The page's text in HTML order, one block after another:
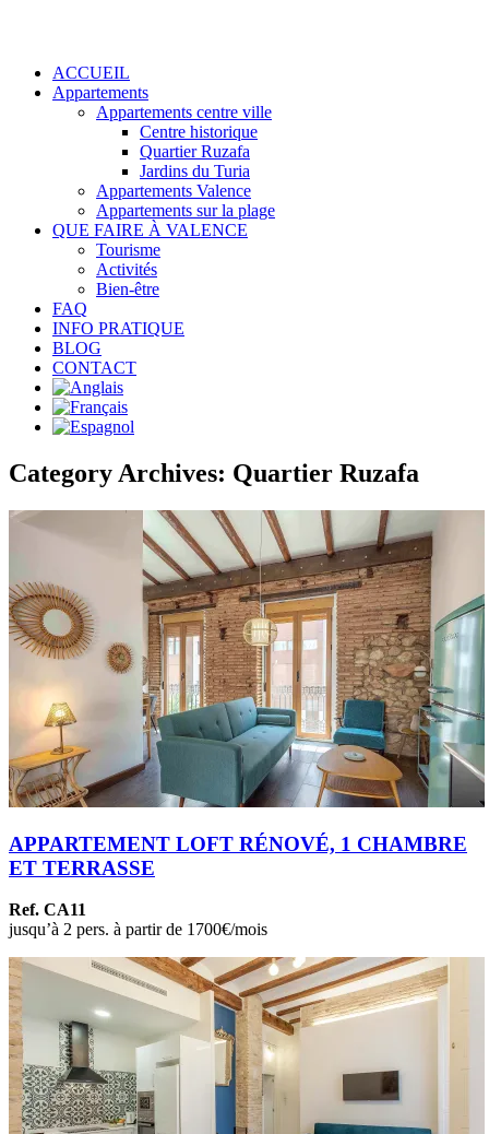
ACCUEIL
Appartements
Appartements centre ville
Centre historique
Quartier Ruzafa
Jardins du Turia
Appartements Valence
Appartements sur la plage
QUE FAIRE À VALENCE
Tourisme
Activités
Bien-être
FAQ
INFO PRATIQUE
BLOG
CONTACT
Category Archives: Quartier Ruzafa
APPARTEMENT LOFT RÉNOVÉ, 1 CHAMBRE
ET TERRASSE
Ref. CA11
jusqu’à 2 pers. à partir de 1700€/mois